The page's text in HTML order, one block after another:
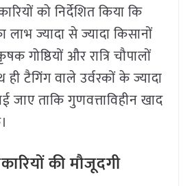
को निर्देशित किया कि
ज्यादा से ज्यादा किसानों
और रात्रि चौपालों
टैगिंग वाले उर्वरकों के ज्यादा
जाए ताकि गुणवत्ताविहीन खाद
की मौजूदगी